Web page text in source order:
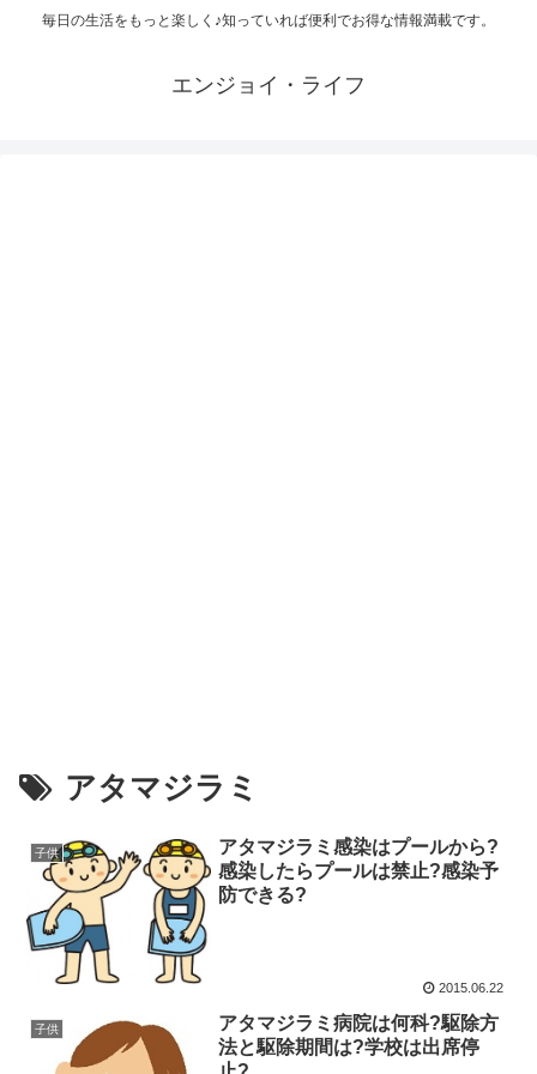
毎日の生活をもっと楽しく♪知っていれば便利でお得な情報満載です。
エンジョイ・ライフ
アタマジラミ
子供
アタマジラミ感染はプールから?
感染したらプールは禁止?感染予
防できる?
2015.06.22
子供
アタマジラミ病院は何科?駆除方
法と駆除期間は?学校は出席停